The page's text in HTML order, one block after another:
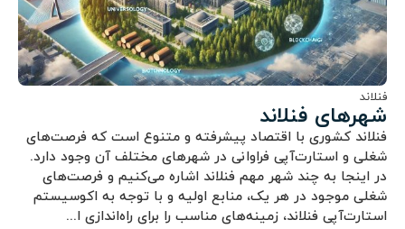
فنلاند
شهرهای فنلاند
فنلاند کشوری با اقتصاد پیشرفته و متنوع است که فرصت‌های
شغلی و استارت‌آپی فراوانی در شهرهای مختلف آن وجود دارد.
در اینجا به چند شهر مهم فنلاند اشاره می‌کنیم و فرصت‌های
شغلی موجود در هر یک، منابع اولیه و با توجه به اکوسیستم
استارت‌آپی فنلاند، زمینه‌های مناسب را برای راه‌اندازی ا...